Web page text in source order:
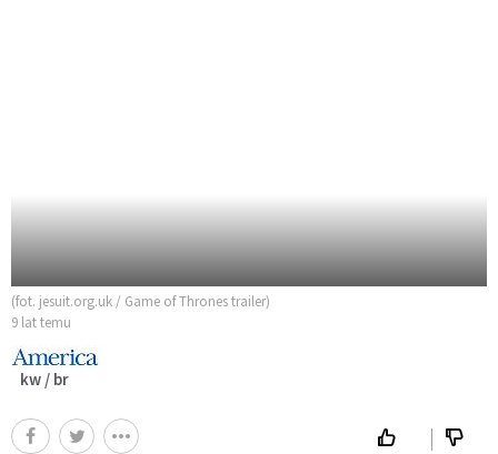
(fot. jesuit.org.uk / Game of Thrones trailer)
9 lat temu
kw / br